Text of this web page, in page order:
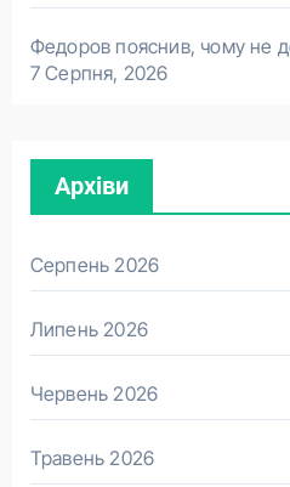
Федоров пояснив, чому не
7 Серпня, 2026
Архіви
Серпень 2026
Липень 2026
Червень 2026
Травень 2026